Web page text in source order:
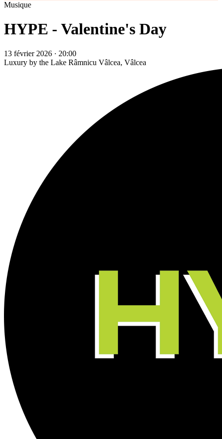
Musique
HYPE - Valentine's Day
13 février 2026 · 20:00
Luxury by the Lake Râmnicu Vâlcea, Vâlcea